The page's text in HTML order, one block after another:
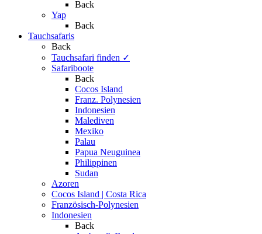
Back
Yap
Back
Tauchsafaris
Back
Tauchsafari finden ✓
Safariboote
Back
Cocos Island
Franz. Polynesien
Indonesien
Malediven
Mexiko
Palau
Papua Neuguinea
Philippinen
Sudan
Azoren
Cocos Island | Costa Rica
Französisch-Polynesien
Indonesien
Back